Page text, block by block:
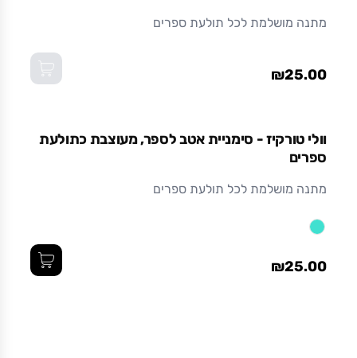
מתנה מושלמת לכל תולעת ספרים
₪25.00
וולי טורקיז - סימניית אטב לספר, מעוצבת כתולעת
ספרים
מתנה מושלמת לכל תולעת ספרים
₪25.00